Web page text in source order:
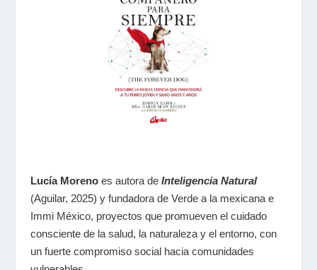
Lucía Morenoes autora de Inteligencia Natural
(Aguilar, 2025) y fundadora de Verde a la mexicana e
Immi México, proyectos que promueven el cuidado
consciente de la salud, la naturaleza y el entorno, con
un fuerte compromiso social hacia comunidades